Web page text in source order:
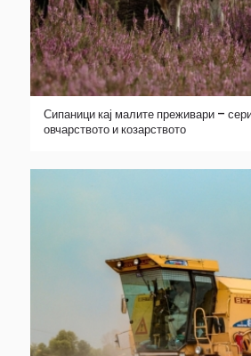
Сипаници кај малите преживари –
овчарството и козарството